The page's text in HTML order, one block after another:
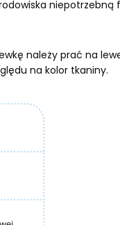
niepotrzebną
należy prać na
na kolor tkaniny.